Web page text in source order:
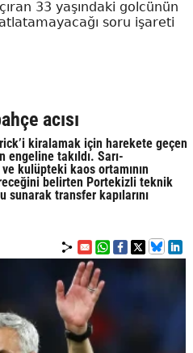
33 yaşındaki golcünün
soru işareti
acısı
kiralamak için harekete geçen
engeline takıldı. Sarı-
kulüpteki kaos ortamının
belirten Portekizli teknik
sunarak transfer kapılarını